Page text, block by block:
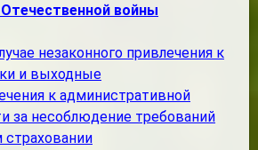
войны
незаконного привлечения к
и выходные
к административной
за несоблюдение требований
страховании